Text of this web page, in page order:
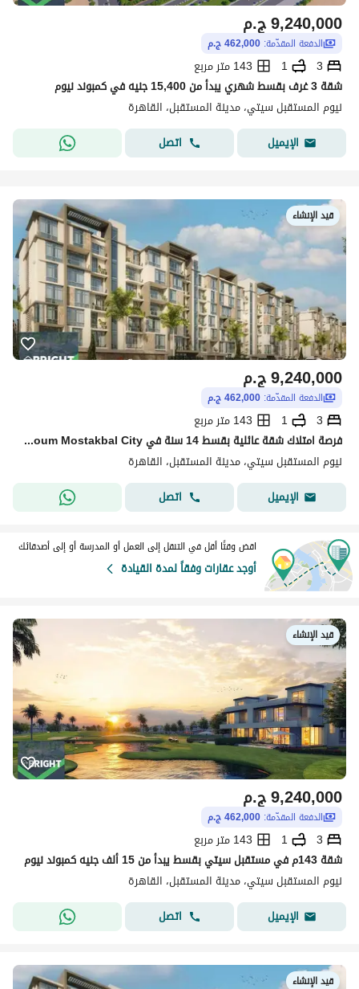
ج.م9,240,000
الدفعة المقدّمة: 462,000 ج.م
3
1
143 متر مربع
شقة 3 غرف بقسط شهري يبدأ من 15,400 جنيه في كمبوند نيوم
نيوم المستقبل سيتي، مدينة المستقبل، القاهرة
الإيميل
اتصل
قيد الإنشاء
ج.م9,240,000
الدفعة المقدّمة: 462,000 ج.م
3
1
143 متر مربع
فرصة امتلاك شقة عائلية بقسط 14 سنة في Nyoum Mostakbal City
نيوم المستقبل سيتي، مدينة المستقبل، القاهرة
الإيميل
اتصل
اقض وقتًا أقل في التنقل إلى العمل أو المدرسة أو إلى أصدقائك
أوجد عقارات وفقاً لمدة القيادة
قيد الإنشاء
ج.م9,240,000
الدفعة المقدّمة: 462,000 ج.م
3
1
143 متر مربع
شقة 143م في مستقبل سيتي بقسط يبدأ من 15 ألف جنيه كمبوند نيوم
نيوم المستقبل سيتي، مدينة المستقبل، القاهرة
الإيميل
اتصل
قيد الإنشاء